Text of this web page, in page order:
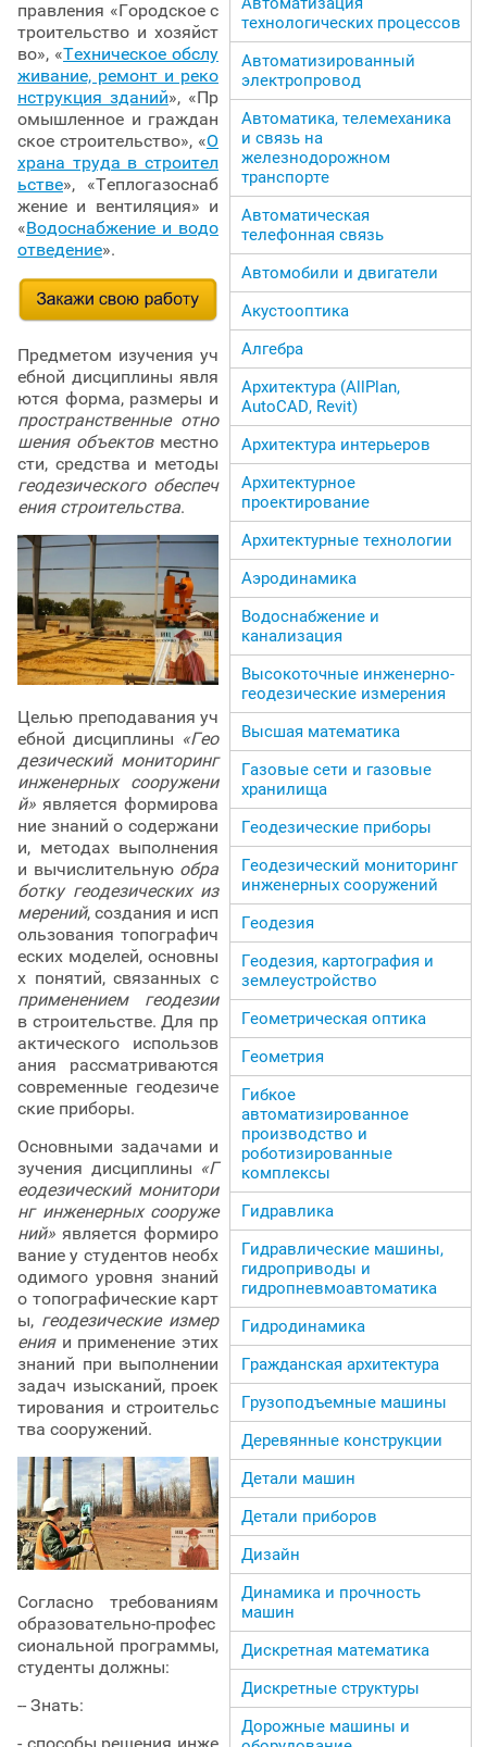
правления «Городское с
троительство и хозяйст
во», «Техническое обслу
живание, ремонт и реко
нструкция зданий», «Пр
омышленное и граждан
ское строительство», «О
храна труда в строител
ьстве», «Теплогазоснаб
жение и вентиляция» и
«Водоснабжение и водо
отведение».
Предметом изучения уч
ебной дисциплины явля
ются форма, размеры и
пространственные отно
шения объектовместно
сти, средства и методы
геодезического обеспеч
ения строительства.
Целью преподавания уч
ебной дисциплины «Гео
дезический мониторинг
инженерных сооружени
й» является формирова
ние знаний о содержани
и, методах выполнения
и вычислительную обра
ботку геодезических из
мерений, создания и исп
ользования топографич
еских моделей, основны
х понятий, связанных с
применением геодезии
в строительстве. Для пр
актического использов
ания рассматриваются
современные геодезиче
ские приборы.
Основными задачами и
зучения дисциплины «Г
еодезический монитори
нг инженерных сооруже
ний» является формиро
вание у студентов необх
одимого уровня знаний
о топографические карт
ы, геодезические измер
енияи применение этих
знаний при выполнении
задач изысканий, проек
тирования и строительс
тва сооружений.
Согласно требованиям
образовательно-профес
сиональной программы,
студенты должны:
-- Знать:
технологических процессов
Автоматизированный
электропровод
Автоматика, телемеханика
и связь на
железнодорожном
транспорте
Автоматическая
телефонная связь
Автомобили и двигатели
Акустооптика
Алгебра
Архитектура (AllPlan,
AutoCAD, Revit)
Архитектура интерьеров
Архитектурное
проектирование
Архитектурные технологии
Аэродинамика
Водоснабжение и
канализация
Высокоточные инженерно-
геодезические измерения
Высшая математика
Газовые сети и газовые
хранилища
Геодезические приборы
Геодезический мониторинг
инженерных сооружений
Геодезия
Геодезия, картография и
землеустройство
Геометрическая оптика
Геометрия
Гибкое
автоматизированное
производство и
роботизированные
комплексы
Гидравлика
Гидравлические машины,
гидроприводы и
гидропневмоавтоматика
Гидродинамика
Гражданская архитектура
Грузоподъемные машины
Деревянные конструкции
Детали машин
Детали приборов
Дизайн
Динамика и прочность
машин
Дискретная математика
Дискретные структуры
Дорожные машины и